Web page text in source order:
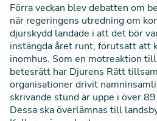
Förra veckan blev debatten om
när regeringens utredning om
djurskydd landade i att det bör
instängda året runt, förutsatt att
inomhus. Som en motreaktion
betesrätt har Djurens Rätt
organisationer drivit
skrivande stund är uppe i över
Dessa ska överlämnas till